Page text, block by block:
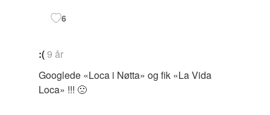
6
:(9 år
Googlede «Loca i Nøtta» og fik «La Vida
Loca» !!! 🙁